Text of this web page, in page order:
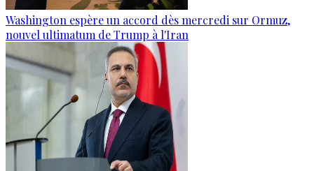
Washington espère un accord dès mercredi sur Ormuz,
nouvel ultimatum de Trump à l'Iran